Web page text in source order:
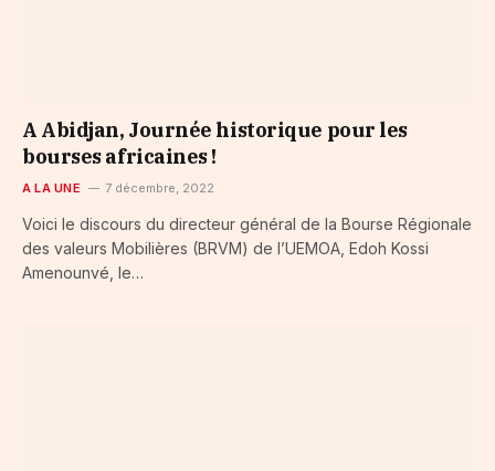
A Abidjan, Journée historique pour les
bourses africaines !
A LA UNE 7 décembre, 2022
Voici le discours du directeur général de la Bourse Régionale
des valeurs Mobilières (BRVM) de l’UEMOA, Edoh Kossi
Amenounvé, le…